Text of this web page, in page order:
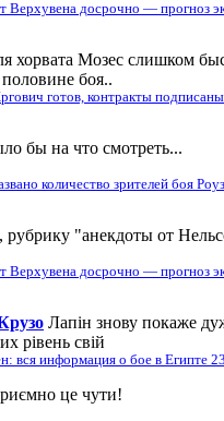
Верхувена досрочно — прогноз
хорвата Мозес слишком
боя..
готов, контракты
бы на что смотреть...
количество зрителей боя
рубрику "анекдоты от
Верхувена досрочно — прогноз
Лапін знову покаже
рівень свій
вся информация о бое в Египте
це чути!